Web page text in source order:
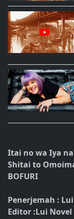
Itai no wa Iya
Shitai to
BOFURI
Penerjemah :
Editor :Lui Novel